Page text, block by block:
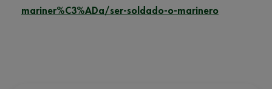
mariner%C3%ADa/ser-soldado-o-marinero